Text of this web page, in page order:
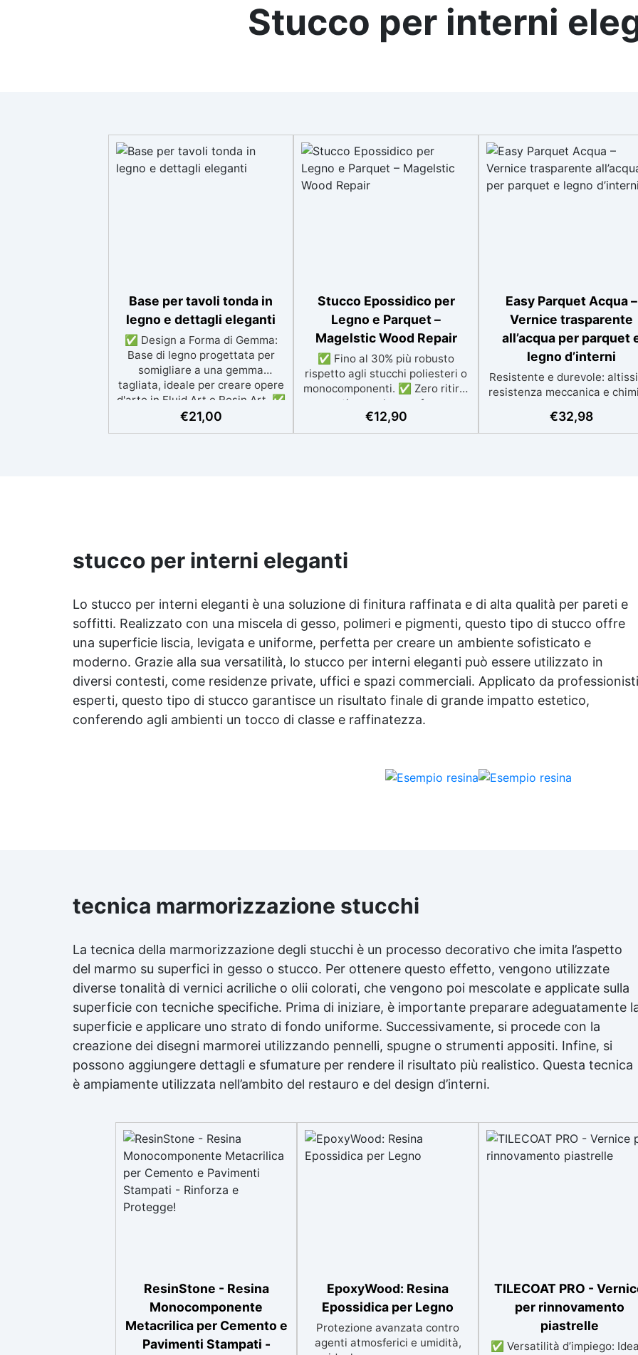
Stucco per interni
Base per tavoli tonda in
legno e dettagli eleganti
✅ Design a Forma di Gemma:
Base di legno progettata per
somigliare a una gemma
tagliata, ideale per creare opere
d'arte in Fluid Art e Resin Art. ✅
Versatilità d'Uso: Perfetta per
realizzare tavoli, pannelli
Già pronta per essere lavorata,
permettendo una lavorazione
problemi il peso della resina,
assicurando stabilità e durabilità
per le tue creazioni artistiche.
€21,00
Stucco Epossidico per
Legno e Parquet –
Magelstic Wood Repair
✅ Fino al 30% più robusto
rispetto agli stucchi poliesteri o
monocomponenti. ✅ Zero ritiro:
mantiene volume e forma,
perfetto anche per applicazioni
all’esterno. ✅ Coloranti, Spatola
carteggiare e rifinire: risultati
professionali in pochi passaggi.
€12,90
Easy Parquet Acqua –
Vernice trasparente
all’acqua per parquet
legno d’interni
Resistente e durevole:
resistenza meccanica e
moderato a intenso
Sicura in casa: certificata EN
interni; 3 finiture (opaca,
satinata, lucida) in formati
e 2,5 L, anche in kit con
pennello inclusi.
€32,98
stucco per interni eleganti
Lo stucco per interni eleganti è una soluzione di finitura raffinata e di alta qualità per pareti e
soffitti. Realizzato con una miscela di gesso, polimeri e pigmenti, questo tipo di stucco offre
una superficie liscia, levigata e uniforme, perfetta per creare un ambiente sofisticato e
moderno. Grazie alla sua versatilità, lo stucco per interni eleganti può essere utilizzato in
diversi contesti, come residenze private, uffici e spazi commerciali. Applicato da professionisti
esperti, questo tipo di stucco garantisce un risultato finale di grande impatto estetico,
conferendo agli ambienti un tocco di classe e raffinatezza.
tecnica marmorizzazione stucchi
La tecnica della marmorizzazione degli stucchi è un processo decorativo che imita l’aspetto
del marmo su superfici in gesso o stucco. Per ottenere questo effetto, vengono utilizzate
diverse tonalità di vernici acriliche o olii colorati, che vengono poi mescolate e applicate sulla
superficie con tecniche specifiche. Prima di iniziare, è importante preparare adeguatamente
superficie e applicare uno strato di fondo uniforme. Successivamente, si procede con la
creazione dei disegni marmorei utilizzando pennelli, spugne o strumenti appositi. Infine, si
possono aggiungere dettagli e sfumature per rendere il risultato più realistico. Questa tecnica
è ampiamente utilizzata nell’ambito del restauro e del design d’interni.
ResinStone - Resina
Monocomponente
Metacrilica per Cemento e
Pavimenti Stampati -
EpoxyWood: Resina
Epossidica per Legno
Protezione avanzata contro
agenti atmosferici e umidità,
TILECOAT PRO -
per rinnovamento
piastrelle
✅ Versatilità d’impiego: